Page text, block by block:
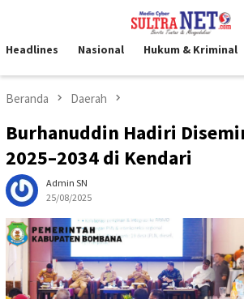
kontenMobile
Headlines Nasional Hukum & Kriminal
Beranda Daerah
Burhanuddin Hadiri
2025–2034 di Kendari
Admin SN
25/08/2025